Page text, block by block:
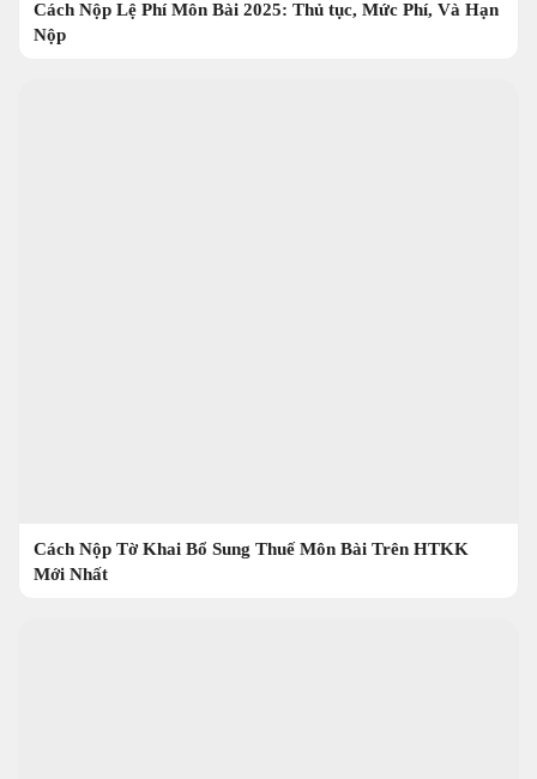
Cách Nộp Lệ Phí Môn Bài 2025: Thủ tục, Mức Phí, Và Hạn
Nộp
Cách Nộp Tờ Khai Bổ Sung Thuế Môn Bài Trên HTKK
Mới Nhất